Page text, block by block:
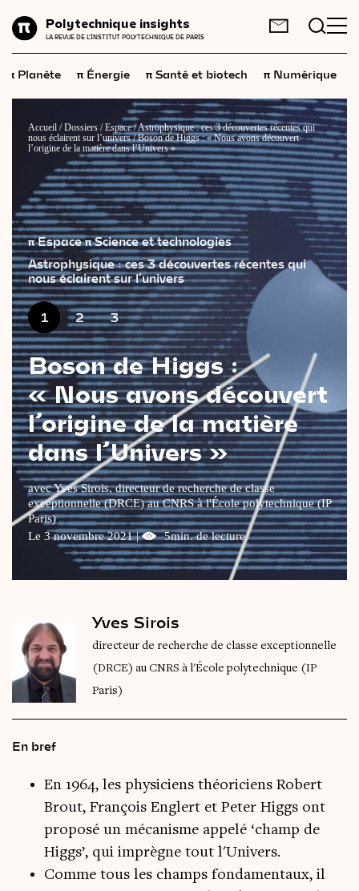
Polytechnique insights
LA REVUE DE L'INSTITUT POLYTECHNIQUE DE PARIS
Énergie
Santé
et biotech
Espace
Économie
Industrie
Science et technologies
Société
Géopolitique
Neurosciences
Le magazine 3,14
Vidéos & Podcast
FR EN
π Planète π Énergie π Santé et biotech π Numérique
Accueil /Dossiers /Espace/Astrophysique : ces 3 découvertes récentes qui
nous éclairent sur l’univers/Boson de Higgs : « Nous avons découvert
l’origine de la matière dans l’Univers »
π Espace π Science et technologies
Astrophysique : ces 3 découvertes récentes qui
nous éclairent sur l’univers
1 2 3
Boson de Higgs :
« Nous avons découvert
l’origine de la matière
dans l’Univers »
avec Yves Sirois, directeur de recherche de classe
exceptionnelle (DRCE) au CNRS à l'École polytechnique (IP
Paris)
Le 3 novembre 2021 |
5min. de lecture
Yves Sirois
directeur de recherche de classe exceptionnelle
(DRCE) au CNRS à l'École polytechnique (IP
Paris)
En bref
En 1964, les physiciens théoriciens Robert
Brout, François Englert et Peter Higgs ont
proposé un mécanisme appelé ‘champ de
Higgs’, qui imprègne tout l'Univers.
Comme tous les champs fondamentaux, il